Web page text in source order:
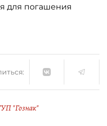
для погашения
"Гознак"